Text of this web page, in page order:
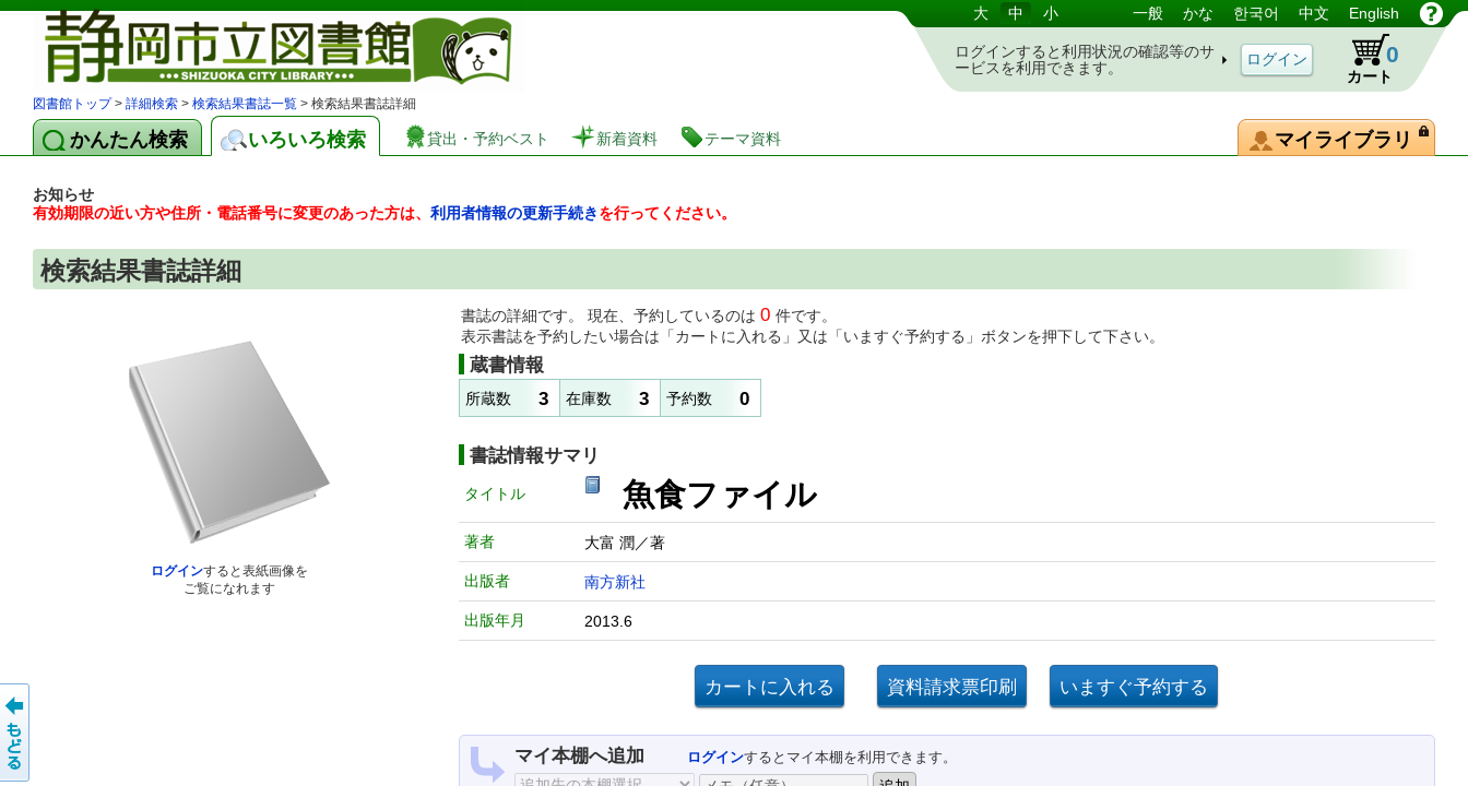
図書館 蔵書検索・予約システム 大 中 小 一般 かな 한국어 中文 English
ログインすると利用状況の確認等のサ
ービスを利用できます。
カート
0
図書館トップ> 詳細検索 > 検索結果書誌一覧 > 検索結果書誌詳細
かんたん検索 いろいろ検索 貸出・予約ベスト 新着資料 テーマ資料 マイライブラリ
お知らせ
有効期限の近い方や住所・電話番号に変更のあった方は、 利用者情報の更新手続きを行ってください。
検索結果書誌詳細
ログインすると表紙画像を
ご覧になれます
書誌の詳細です。 現在、予約しているのは 0 件です。
表示書誌を予約したい場合は「カートに入れる」又は「いますぐ予約する」ボタンを押下して下さい。
蔵書情報
所蔵数 3 在庫数 3 予約数 0
書誌情報サマリ
タイトル 魚食ファイル
著者 大富 潤／著
出版者 南方新社
出版年月 2013.6
マイ本棚へ追加 ログインするとマイ本棚を利用できます。